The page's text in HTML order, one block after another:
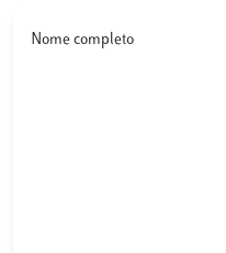
Nome completo